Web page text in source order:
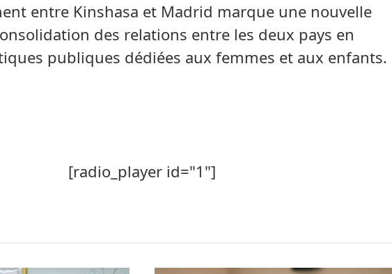
entre Kinshasa et Madrid marque une nouvelle
des relations entre les deux pays en
publiques dédiées aux femmes et aux enfants.
[radio_player id="1"]